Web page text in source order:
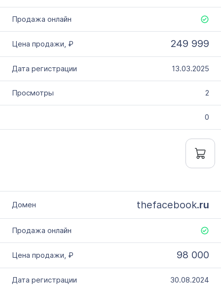
249 999
13.03.2025
2
0
thefacebook.ru
98 000
30.08.2024